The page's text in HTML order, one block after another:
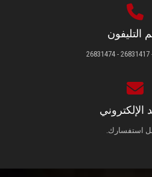
التليفون
الإلكتروني
استفسارك.